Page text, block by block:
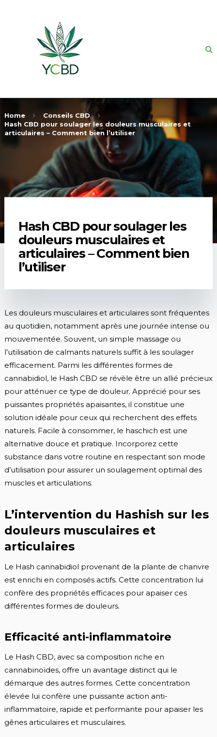
Home
Conseils CBD
Hash CBD pour soulager les douleurs musculaires et
articulaires – Comment bien l’utiliser
Hash CBD pour soulager les
douleurs musculaires et
articulaires – Comment bien
l’utiliser
Les douleurs musculaires et articulaires sont fréquentes
au quotidien, notamment après une journée intense ou
mouvementée. Souvent, un simple massage ou
l’utilisation de calmants naturels suffit à les soulager
efficacement. Parmi les différentes formes de
cannabidiol, le Hash CBD se révèle être un allié précieux
pour atténuer ce type de douleur. Apprécié pour ses
puissantes propriétés apaisantes, il constitue une
solution idéale pour ceux qui recherchent des effets
naturels. Facile à consommer, le haschich est une
alternative douce et pratique. Incorporez cette
substance dans votre routine en respectant son mode
d’utilisation pour assurer un soulagement optimal des
muscles et articulations.
L’intervention du Hashish sur les
douleurs musculaires et
articulaires
Le Hash cannabidiol provenant de la plante de chanvre
est enrichi en composés actifs. Cette concentration lui
confère des propriétés efficaces pour apaiser ces
différentes formes de douleurs.
Efficacité anti-inflammatoire
Le Hash CBD, avec sa composition riche en
cannabinoïdes, offre un avantage distinct qui le
démarque des autres formes. Cette concentration
élevée lui confère une puissante action anti-
inflammatoire, rapide et performante pour apaiser les
gênes articulaires et musculaires.